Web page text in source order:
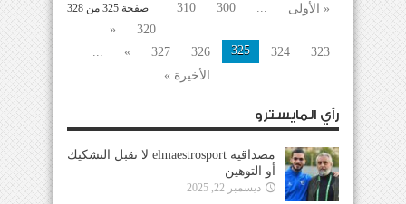
صفحة 325 من 328 « الأولى ...
300
310
320
«
323
324
325
326
327
»
...
الأخيرة »
رأي المايسترو
مصداقية elmaestrosport لا تقبل التشكيك
أو التوهين
ديسمبر 22, 2025